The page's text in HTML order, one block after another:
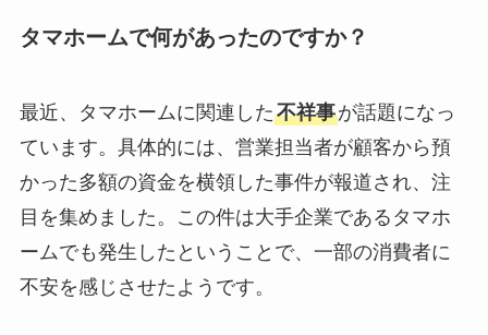
タマホームで何があったのですか？
最近、タマホームに関連した不祥事が話題になっ
ています。具体的には、営業担当者が顧客から預
かった多額の資金を横領した事件が報道され、注
目を集めました。この件は大手企業であるタマホ
ームでも発生したということで、一部の消費者に
不安を感じさせたようです。